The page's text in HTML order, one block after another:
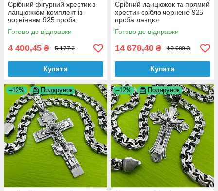
Срібний фігурний хрестик з
ланцюжком комплект із
чорнінням 925 проба
Готово до відправки
4 400,45 ₴ 5 177 ₴
Купити
Срібний ланцюжок та прямий
хрестик срібло чорнене 925
проба ланцюг
Готово до відправки
14 678,40 ₴ 16 680 ₴
Купити
–12% Подарунок –12% Подарунок